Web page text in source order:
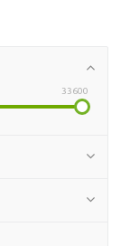
33600